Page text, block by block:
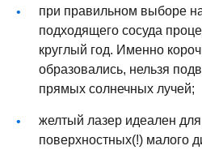
при правильном выборе
подходящего сосуда
круглый год. Именно
образовались, нельзя
прямых солнечных лучей;
желтый лазер идеален
поверхностных(!) малого